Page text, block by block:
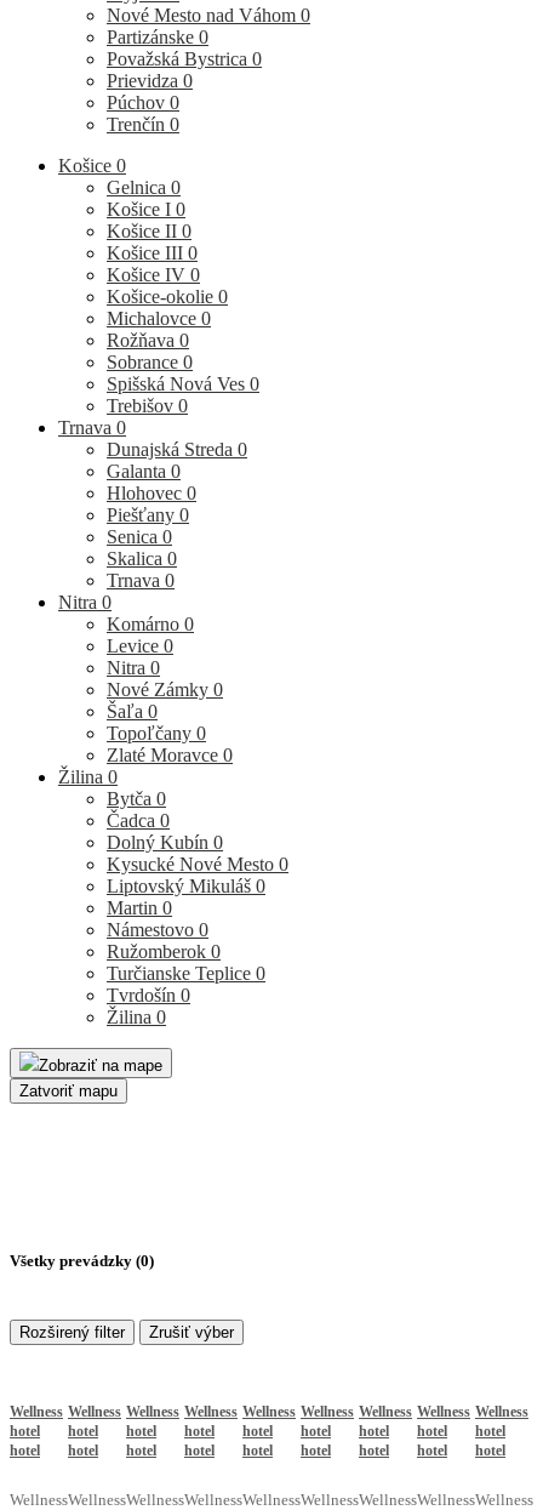
Nové Mesto nad Váhom 0
Partizánske 0
Považská Bystrica 0
Prievidza 0
Púchov 0
Trenčín 0
Košice 0
Gelnica 0
Košice I 0
Košice II 0
Košice III 0
Košice IV 0
Košice-okolie 0
Michalovce 0
Rožňava 0
Sobrance 0
Spišská Nová Ves 0
Trebišov 0
Trnava 0
Dunajská Streda 0
Galanta 0
Hlohovec 0
Piešťany 0
Senica 0
Skalica 0
Trnava 0
Nitra 0
Komárno 0
Levice 0
Nitra 0
Nové Zámky 0
Šaľa 0
Topoľčany 0
Zlaté Moravce 0
Žilina 0
Bytča 0
Čadca 0
Dolný Kubín 0
Kysucké Nové Mesto 0
Liptovský Mikuláš 0
Martin 0
Námestovo 0
Ružomberok 0
Turčianske Teplice 0
Tvrdošín 0
Žilina 0
Zobraziť na mape
Zatvoriť mapu
Všetky prevádzky (0)
Rozširený filter Zrušiť výber
Wellness
hotel
hotel
Wellness
Wellness
hotel
hotel
Wellness
Wellness
hotel
hotel
Wellness
Wellness
hotel
hotel
Wellness
Wellness
hotel
hotel
Wellness
Wellness
hotel
hotel
Wellness
Wellness
hotel
hotel
Wellness
Wellness
hotel
hotel
Wellness
Wellness
hotel
hotel
Wellness